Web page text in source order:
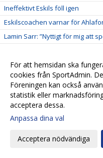
Ineffektivt Eskils föll igen
Eskilscoachen varnar för
Lamin Sarr: ”Nyttigt för mig att
Eskils bröt förlustsviten
Eskilsminne IF - Tvååkers IF
Succédebut för 19-årige Amir
Eskils lyfter upp ny talang i A-
Eskilscoachen vill se en
Casper vägrar kasta in
För att hemsidan ska
cookies från SportAdmin.
Föreningen kan också
statistik eller
acceptera dessa.
Anpassa dina val
Acceptera nödvändiga